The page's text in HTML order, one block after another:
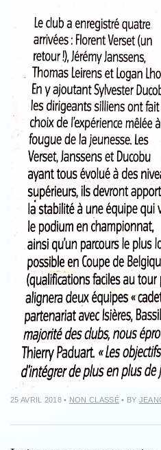
25 AVRIL 2018• NON CLASSÉ• BY